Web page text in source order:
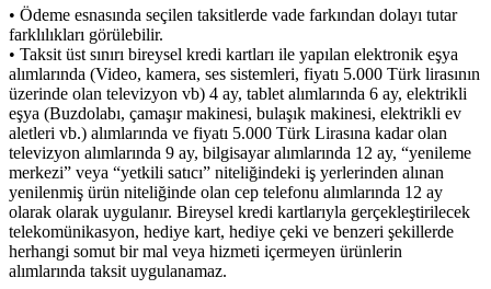
• Ödeme esnasında seçilen taksitlerde vade farkından dolayı tutar
farklılıkları görülebilir.
• Taksit üst sınırı bireysel kredi kartları ile yapılan elektronik eşya
alımlarında (Video, kamera, ses sistemleri, fiyatı 5.000 Türk lirasının
üzerinde olan televizyon vb) 4 ay, tablet alımlarında 6 ay, elektrikli
eşya (Buzdolabı, çamaşır makinesi, bulaşık makinesi, elektrikli ev
aletleri vb.) alımlarında ve fiyatı 5.000 Türk Lirasına kadar olan
televizyon alımlarında 9 ay, bilgisayar alımlarında 12 ay, “yenileme
merkezi” veya “yetkili satıcı” niteliğindeki iş yerlerinden alınan
yenilenmiş ürün niteliğinde olan cep telefonu alımlarında 12 ay
olarak olarak uygulanır. Bireysel kredi kartlarıyla gerçekleştirilecek
telekomünikasyon, hediye kart, hediye çeki ve benzeri şekillerde
herhangi somut bir mal veya hizmeti içermeyen ürünlerin
alımlarında taksit uygulanamaz.